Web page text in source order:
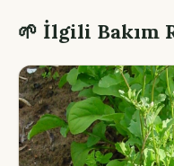
🌱 İlgili Bakım